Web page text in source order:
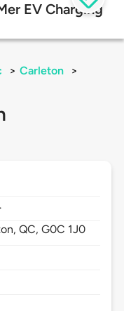
EV Charging
> Carleton
>
QC,G0C 1J0